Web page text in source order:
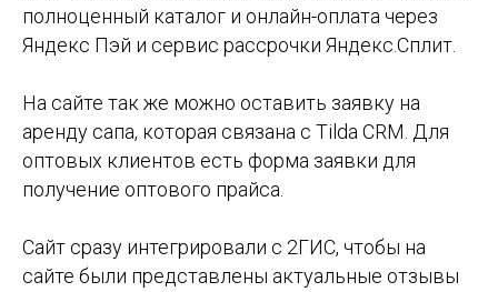
полноценный каталог и онлайн-оплата через
Яндекс Пэй и сервис рассрочки Яндекс.Сплит.
На сайте так же можно оставить заявку на
аренду сапа, которая связана с Tilda CRM. Для
оптовых клиентов есть форма заявки для
получение оптового прайса.
Сайт сразу интегрировали с 2ГИС, чтобы на
сайте были представлены актуальные отзывы